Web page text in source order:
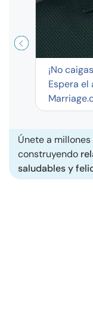
¡No
Espera
Únete a
construyendo
saludables y